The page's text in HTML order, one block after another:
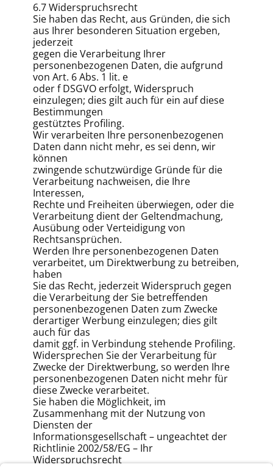
6.7 Widerspruchsrecht
Sie haben das Recht, aus Gründen, die sich
aus Ihrer besonderen Situation ergeben,
jederzeit
gegen die Verarbeitung Ihrer
personenbezogenen Daten, die aufgrund
von Art. 6 Abs. 1 lit. e
oder f DSGVO erfolgt, Widerspruch
einzulegen; dies gilt auch für ein auf diese
Bestimmungen
gestütztes Profiling.
Wir verarbeiten Ihre personenbezogenen
Daten dann nicht mehr, es sei denn, wir
können
zwingende schutzwürdige Gründe für die
Verarbeitung nachweisen, die Ihre
Interessen,
Rechte und Freiheiten überwiegen, oder die
Verarbeitung dient der Geltendmachung,
Ausübung oder Verteidigung von
Rechtsansprüchen.
Werden Ihre personenbezogenen Daten
verarbeitet, um Direktwerbung zu betreiben,
haben
Sie das Recht, jederzeit Widerspruch gegen
die Verarbeitung der Sie betreffenden
personenbezogenen Daten zum Zwecke
derartiger Werbung einzulegen; dies gilt
auch für das
damit ggf. in Verbindung stehende Profiling.
Widersprechen Sie der Verarbeitung für
Zwecke der Direktwerbung, so werden Ihre
personenbezogenen Daten nicht mehr für
diese Zwecke verarbeitet.
Sie haben die Möglichkeit, im
Zusammenhang mit der Nutzung von
Diensten der
Informationsgesellschaft – ungeachtet der
Richtlinie 2002/58/EG – Ihr
Widerspruchsrecht